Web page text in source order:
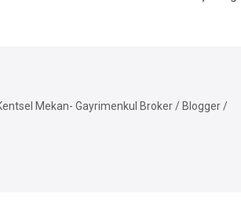
Mekan- Gayrimenkul Broker / Blogger /